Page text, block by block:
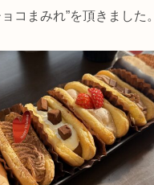
コまみれ”を頂きました。